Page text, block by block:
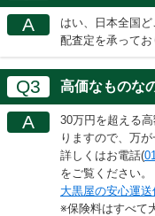
A
はい、日本全国
配査定を承ってお
Q3 高価なものな
A
30万円を超える
りますので、万
詳しくはお電話(
をご覧ください。
大黒屋の安心運
※保険料はすべて